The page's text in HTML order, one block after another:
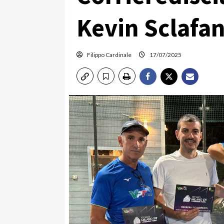
Kevin
Filippo Cardinale 17/07/2025